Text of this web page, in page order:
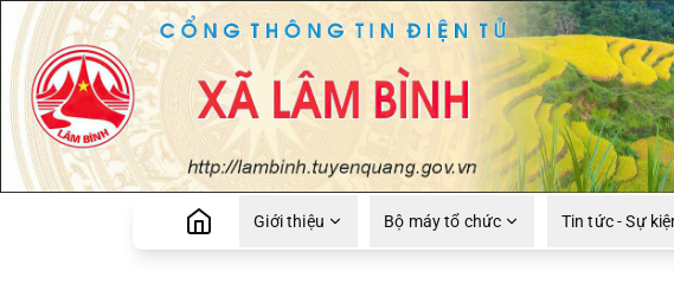
Giới thiệu Bộ máy tổ chức Tin tức - Sự